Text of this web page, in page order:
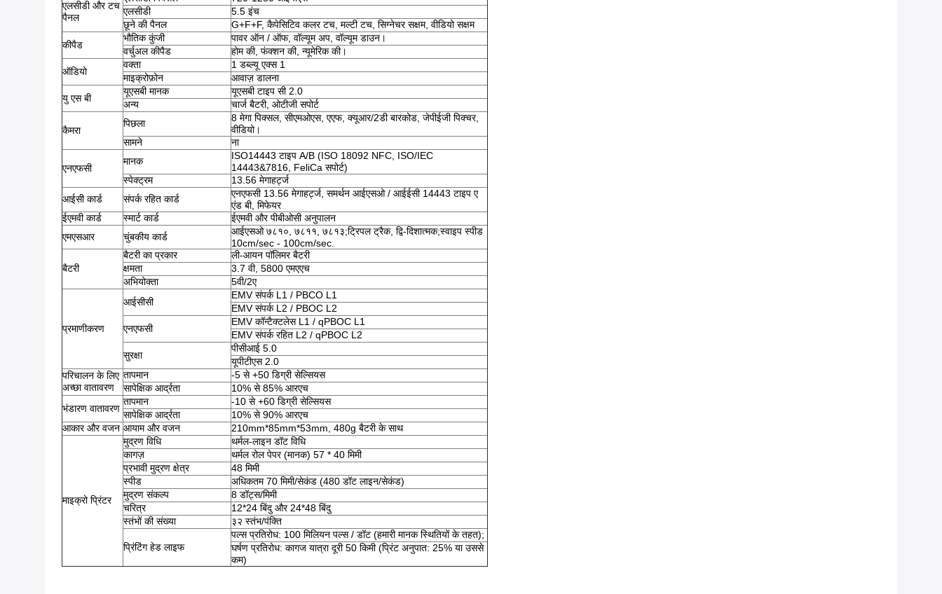
एलसीडी और टच
पैनल
एलसीडी
5.5 इंच
छूने की पैनल
G+F+F, कैपेसिटिव कलर टच, मल्टी टच, सिग्नेचर सक्षम, वीडियो सक्षम
कीपैड
भौतिक कुंजी
पावर ऑन / ऑफ, वॉल्यूम अप, वॉल्यूम डाउन।
वर्चुअल कीपैड
होम की, फंक्शन की, न्यूमेरिक की।
ऑडियो
वक्ता
1 डब्ल्यू एक्स 1
माइक्रोफ़ोन
आवाज़ डालना
यु एस बी
यूएसबी मानक
यूएसबी टाइप सी 2.0
अन्य
चार्ज बैटरी, ओटीजी सपोर्ट
कैमरा
पिछला
8 मेगा पिक्सल, सीएमओएस, एएफ, क्यूआर/2डी बारकोड, जेपीईजी पिक्चर,
वीडियो।
सामने
ना
एनएफसी
मानक
ISO14443 टाइप A/B (ISO 18092 NFC, ISO/IEC
14443&7816, FeliCa सपोर्ट)
स्पेक्ट्रम
13.56 मेगाहर्ट्ज
आईसी कार्ड
संपर्क रहित कार्ड
एनएफसी 13.56 मेगाहर्ट्ज, समर्थन आईएसओ / आईईसी 14443 टाइप ए
एंड बी, मिफेयर
ईएमवी कार्ड
स्मार्ट कार्ड
ईएमवी और पीबीओसी अनुपालन
एमएसआर
चुंबकीय कार्ड
आईएसओ ७८१०, ७८११, ७८१३;ट्रिपल ट्रैक, द्वि-दिशात्मक;स्वाइप स्पीड
10cm/sec - 100cm/sec.
बैटरी
बैटरी का प्रकार
ली-आयन पॉलिमर बैटरी
क्षमता
3.7 वी, 5800 एमएएच
अभियोक्ता
5वी/2ए
प्रमाणीकरण
आईसीसी
EMV संपर्क L1 / PBCO L1
EMV संपर्क L2 / PBOC L2
एनएफसी
EMV कॉन्टैक्टलेस L1 / qPBOC L1
EMV संपर्क रहित L2 / qPBOC L2
सुरक्षा
पीसीआई 5.0
यूपीटीएस 2.0
परिचालन के लिए
अच्छा वातावरण
तापमान
-5 से +50 डिग्री सेल्सियस
सापेक्षिक आर्द्रता
10% से 85% आरएच
भंडारण वातावरण
तापमान
-10 से +60 डिग्री सेल्सियस
सापेक्षिक आर्द्रता
10% से 90% आरएच
आकार और वजन आयाम और वजन 210mm*85mm*53mm, 480g बैटरी के साथ
माइक्रो प्रिंटर
मुद्रण विधि
थर्मल-लाइन डॉट विधि
कागज़
थर्मल रोल पेपर (मानक) 57 * 40 मिमी
प्रभावी मुद्रण क्षेत्र
48 मिमी
स्पीड
अधिकतम 70 मिमी/सेकंड (480 डॉट लाइन/सेकंड)
मुद्रण संकल्प
8 डॉट्स/मिमी
चरित्र
12*24 बिंदु और 24*48 बिंदु
स्तंभों की संख्या
३२ स्तंभ/पंक्ति
प्रिंटिंग हेड लाइफ
पल्स प्रतिरोध: 100 मिलियन पल्स / डॉट (हमारी मानक स्थितियों के तहत);
घर्षण प्रतिरोध: कागज यात्रा दूरी 50 किमी (प्रिंट अनुपात: 25% या उससे
कम)